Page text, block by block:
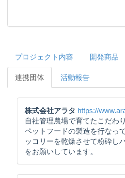
プロジェクト内容 開発商品
連携団体 活動報告
株式会社アラタ https://
自社管理農場で育てたこだわ
ペットフードの製造を行なっ
ッコリーを乾燥させて粉砕し
をお願いしています。